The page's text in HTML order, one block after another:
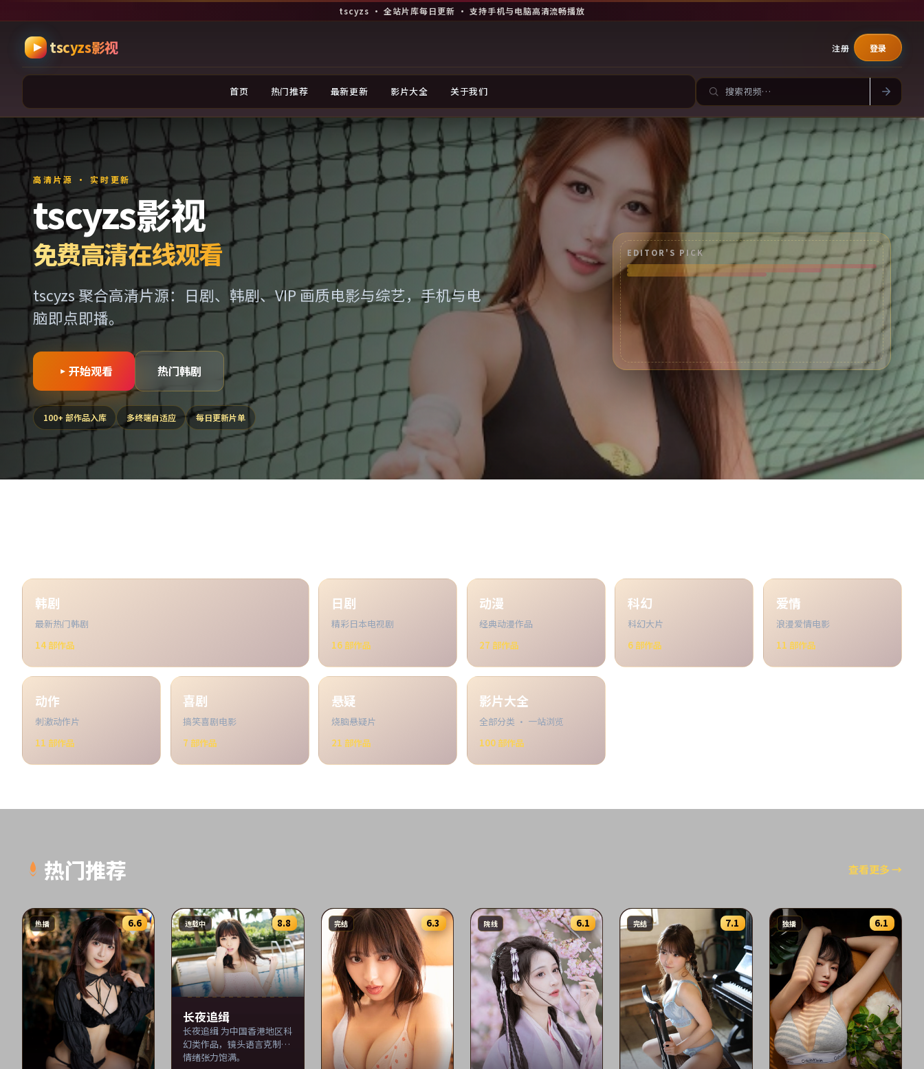
跳过导航，进入正文
tscyzs · 全站片库每日更新 · 支持手机与电脑高清流畅播放
tscyzs影视
首页 热门推荐 最新更新 影片大全 关于我们
注册 登录
高清片源 · 实时更新
tscyzs影视
免费高清在线观看
tscyzs 聚合高清片源：日剧、韩剧、VIP 画质电影与综艺，手机与电
脑即点即播。
开始观看 热门韩剧
100+ 部作品入库 多终端自适应 每日更新片单
EDITOR'S PICK
韩剧
最新热门韩剧
14部作品
日剧
精彩日本电视剧
16部作品
动漫
经典动漫作品
27 部作品
科幻
科幻大片
6部作品
爱情
浪漫爱情电影
11 部作品
动作
刺激动作片
11 部作品
喜剧
搞笑喜剧电影
7 部作品
悬疑
烧脑悬疑片
21 部作品
影片大全
全部分类 · 一站浏览
100 部作品
热门推荐 查看更多→
6.6
热播 8.8
连载中
长夜追缉
长夜追缉 为中国香港地区科
幻类作品，镜头语言克制，
情绪张力饱满。
6.3
完结 6.1
院线 7.1
完结 6.1
独播